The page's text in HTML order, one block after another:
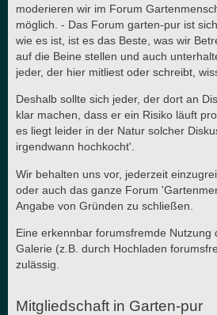
moderieren wir im Forum
möglich. - Das Forum garten-pur ist
wie es ist, ist es das Beste, was wir
auf die Beine stellen und auch
jeder, der hier mitliest oder schreibt,
Deshalb sollte sich jeder, der dort an
klar machen, dass er ein Risiko läuft
es liegt leider in der Natur solcher
irgendwann hochkocht'.
Wir behalten uns vor, jederzeit
oder auch das ganze Forum
Angabe von Gründen zu schließen.
Eine erkennbar forumsfremde Nutzung
Galerie (z.B. durch Hochladen
zulässig.
Mitgliedschaft in Garten-pur